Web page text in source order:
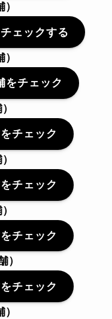
ェックする
チェック
チェック
チェック
チェック
）
チェック